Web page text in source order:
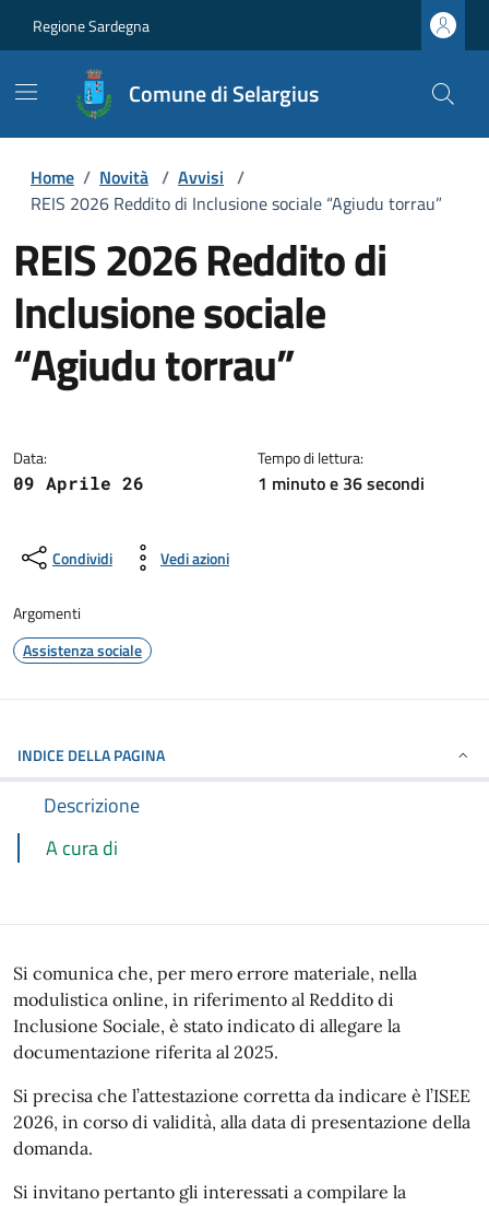
Regione Sardegna
Comune di Selargius
Home / Novità / Avvisi /
REIS 2026 Reddito di Inclusione sociale “Agiudu torrau”
REIS 2026 Reddito di
Inclusione sociale
“Agiudu torrau”
Data:
09 Aprile 26
Tempo di lettura:
1 minuto e 36 secondi
Condividi Vedi azioni
Argomenti
Assistenza sociale
INDICE DELLA PAGINA
Descrizione
A cura di
Si comunica che, per mero errore materiale, nella
modulistica online, in riferimento al Reddito di
Inclusione Sociale, è stato indicato di allegare la
documentazione riferita al 2025.
Si precisa che l’attestazione corretta da indicare è l’ISEE
2026, in corso di validità, alla data di presentazione della
domanda.
Si invitano pertanto gli interessati a compilare la